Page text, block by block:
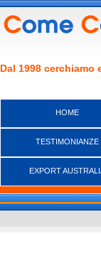
Dal 1998
HOME
TESTIMONIANZE
EXPORT